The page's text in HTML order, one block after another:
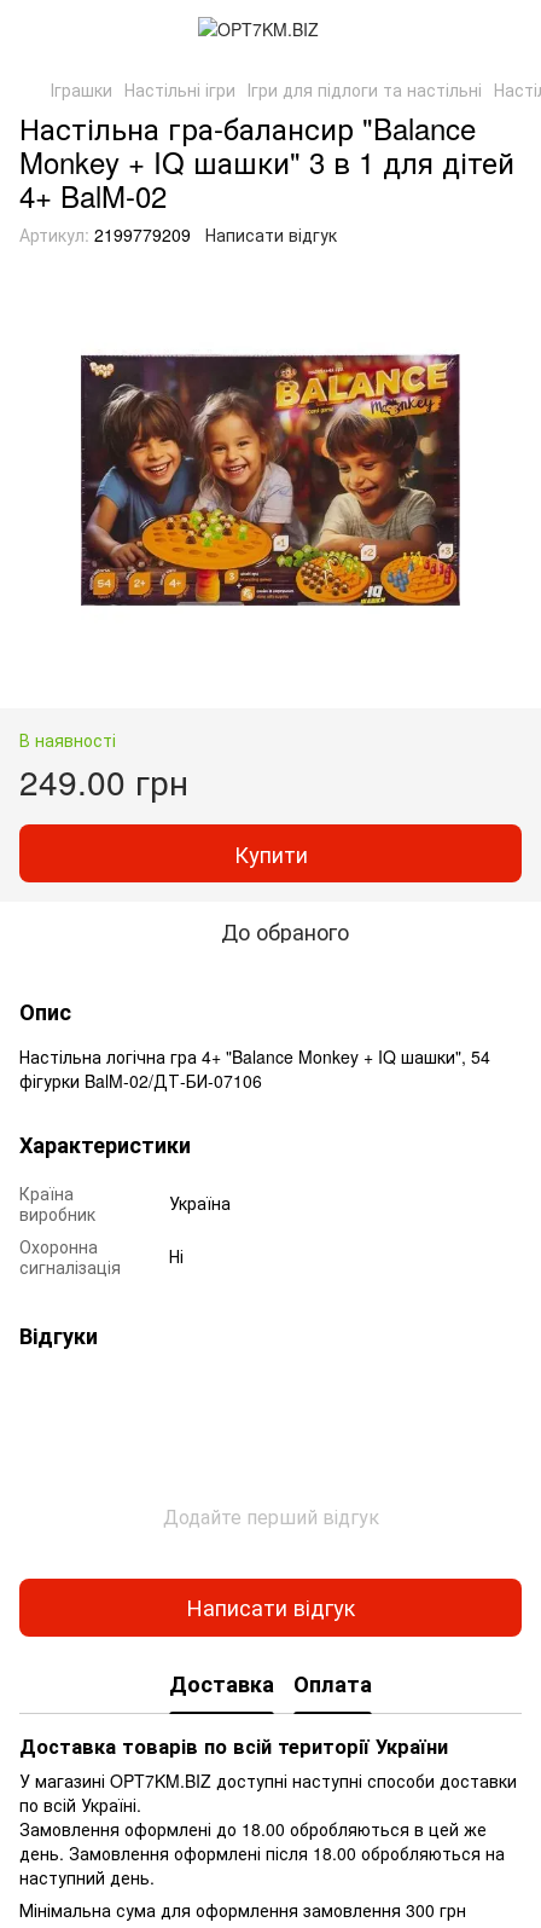
Іграшки Настільні ігри Ігри для підлоги та настільні
Настільна гра-балансир "Balance
Monkey + IQ шашки" 3 в 1 для дітей
4+ BalM-02
Артикул: 2199779209 Написати відгук
В наявності
249.00 грн
Купити
До обраного
Опис
Настільна логічна гра 4+ "Balance Monkey + IQ шашки", 54
фігурки BalM-02/ДТ-БИ-07106
Характеристики
Країна
виробник
Україна
Охоронна
сигналізація
Ні
Відгуки
Додайте перший відгук
Написати відгук
Доставка Оплата
Доставка товарів по всій території України
У магазині OPT7KM.BIZ доступні наступні способи доставки
по всій Україні.
Замовлення оформлені до 18.00 обробляються в цей же
день. Замовлення оформлені після 18.00 обробляються на
наступний день.
Мінімальна сума для оформлення замовлення 300 грн